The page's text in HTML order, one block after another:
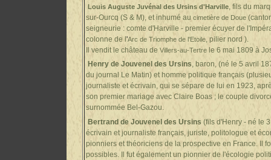
Louis Auguste Juvénal des Ursins d'Harville, fils du
sur-Ourcq (S & M), et inhumé au cimetière de Doue
seigneurie : comte d'Harville - premier écuyer de
colonne de l 'Arc de Triomphe de l'Etoile, pilier nord ).
Il vendit le château de Villers-au-Tertre le 6 mai 1809 à
Henry de Jouvenel des Ursins, baron, (né le 5 avril
du journal Le Matin) et homme politique français
journaliste et écrivain, qui se sépare de lui en 1923,
son premier mariage avec Claire Boas ; le couple
surnommée Bel-Gazou.
Bertrand de Jouvenel des Ursins (fils d'Henry - né le
écrivain et journaliste français, juriste, politologue et
pionniers et théoriciens de la prospective en France. Il
possibles. Il fut également un pionnier de l'écologie